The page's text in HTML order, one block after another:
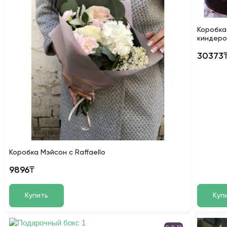
Коробка Мэйсон с Raffaello
9896₸
Купить